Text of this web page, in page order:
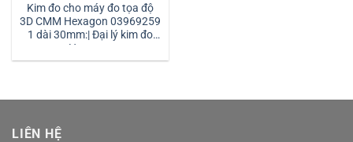
Kim đo cho máy đo tọa độ
3D CMM Hexagon 03969259
1 dài 30mm:| Đại lý kim đo
Hexagon
LIÊN HỆ